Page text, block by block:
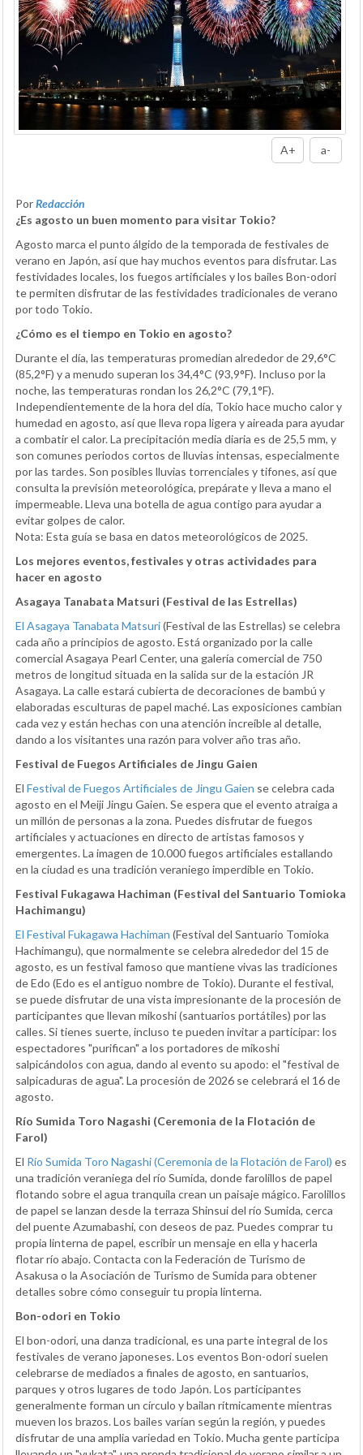
A+ a-
PorRedacción
¿Es agosto un buen momento para visitar Tokio?
Agosto marca el punto álgido de la temporada de festivales de
verano en Japón, así que hay muchos eventos para disfrutar. Las
festividades locales, los fuegos artificiales y los bailes Bon-odori
te permiten disfrutar de las festividades tradicionales de verano
por todo Tokio.
¿Cómo es el tiempo en Tokio en agosto?
Durante el día, las temperaturas promedian alrededor de 29,6°C
(85,2°F) y a menudo superan los 34,4°C (93,9°F). Incluso por la
noche, las temperaturas rondan los 26,2°C (79,1°F).
Independientemente de la hora del día, Tokio hace mucho calor y
humedad en agosto, así que lleva ropa ligera y aireada para ayudar
a combatir el calor. La precipitación media diaria es de 25,5 mm, y
son comunes periodos cortos de lluvias intensas, especialmente
por las tardes. Son posibles lluvias torrenciales y tifones, así que
consulta la previsión meteorológica, prepárate y lleva a mano el
impermeable. Lleva una botella de agua contigo para ayudar a
evitar golpes de calor.
Nota: Esta guía se basa en datos meteorológicos de 2025.
Los mejores eventos, festivales y otras actividades para
hacer en agosto
Asagaya Tanabata Matsuri (Festival de las Estrellas)
El Asagaya Tanabata Matsuri(Festival de las Estrellas) se celebra
cada año a principios de agosto. Está organizado por la calle
comercial Asagaya Pearl Center, una galería comercial de 750
metros de longitud situada en la salida sur de la estación JR
Asagaya. La calle estará cubierta de decoraciones de bambú y
elaboradas esculturas de papel maché. Las exposiciones cambian
cada vez y están hechas con una atención increíble al detalle,
dando a los visitantes una razón para volver año tras año.
Festival de Fuegos Artificiales de Jingu Gaien
El Festival de Fuegos Artificiales de Jingu Gaien se celebra cada
agosto en el Meiji Jingu Gaien. Se espera que el evento atraiga a
un millón de personas a la zona. Puedes disfrutar de fuegos
artificiales y actuaciones en directo de artistas famosos y
emergentes. La imagen de 10.000 fuegos artificiales estallando
en la ciudad es una tradición veraniego imperdible en Tokio.
Festival Fukagawa Hachiman (Festival del Santuario Tomioka
Hachimangu)
El Festival Fukagawa Hachiman (Festival del Santuario Tomioka
Hachimangu), que normalmente se celebra alrededor del 15 de
agosto, es un festival famoso que mantiene vivas las tradiciones
de Edo (Edo es el antiguo nombre de Tokio). Durante el festival,
se puede disfrutar de una vista impresionante de la procesión de
participantes que llevan mikoshi (santuarios portátiles) por las
calles. Si tienes suerte, incluso te pueden invitar a participar: los
espectadores "purifican" a los portadores de mikoshi
salpicándolos con agua, dando al evento su apodo: el "festival de
salpicaduras de agua". La procesión de 2026 se celebrará el 16 de
agosto.
Río Sumida Toro Nagashi (Ceremonia de la Flotación de
Farol)
El Río Sumida Toro Nagashi (Ceremonia de la Flotación de Farol) es
una tradición veraniega del río Sumida, donde farolillos de papel
flotando sobre el agua tranquila crean un paisaje mágico. Farolillos
de papel se lanzan desde la terraza Shinsui del río Sumida, cerca
del puente Azumabashi, con deseos de paz. Puedes comprar tu
propia linterna de papel, escribir un mensaje en ella y hacerla
flotar río abajo. Contacta con la Federación de Turismo de
Asakusa o la Asociación de Turismo de Sumida para obtener
detalles sobre cómo conseguir tu propia linterna.
Bon-odori en Tokio
El bon-odori, una danza tradicional, es una parte integral de los
festivales de verano japoneses. Los eventos Bon-odori suelen
celebrarse de mediados a finales de agosto, en santuarios,
parques y otros lugares de todo Japón. Los participantes
generalmente forman un círculo y bailan rítmicamente mientras
mueven los brazos. Los bailes varían según la región, y puedes
disfrutar de una amplia variedad en Tokio. Mucha gente participa